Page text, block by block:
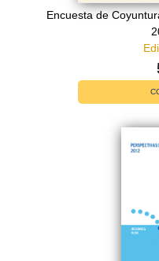
Encuesta de